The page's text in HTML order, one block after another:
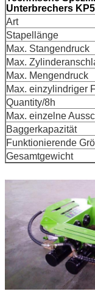
Unterbrechers
Art
Stapellänge
Max. Stangendruck
Max.
Max. Mengendruck
Max. einzylindriger
Quantity/8h
Max. einzelne
Baggerkapazität
Funktionierende
Gesamtgewicht